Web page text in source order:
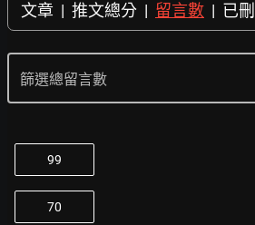
文章 | 推文總分 | 留言數 | 已
篩選總留言數
99
70